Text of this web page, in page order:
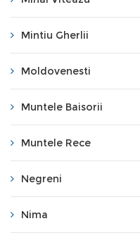
Mintiu Gherlii
Moldovenesti
Muntele Baisorii
Muntele Rece
Negreni
Nima